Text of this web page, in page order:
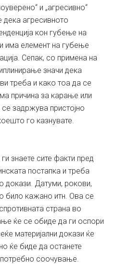
и „агресивно“
агресивното
кон губење на
има елемент на губење
Сепак, со примена на
значи дека
треба и како тоа да се
причина за карање или
задржува пристојно
го казнувате.
знаете сите факти пред
постапка и треба
докази. Датуми, рокови,
било кажано итн. Ова се
страна во
ќе се обиде да ги оспори
материјални докази ќе
ќе биде да останете
соочување.